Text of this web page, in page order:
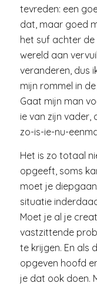
tevreden: een
dat, maar goed
het suf achter
wereld aan
veranderen, dus
mijn rommel in
Gaat mijn man
ie van zijn vader,
zo-is-ie-nu-
Het is zo totaal
opgeeft, soms
moet je
situatie
Moet je al je
vastzittende
te krijgen. En als
opgeven hoofd
je dat ook doen.